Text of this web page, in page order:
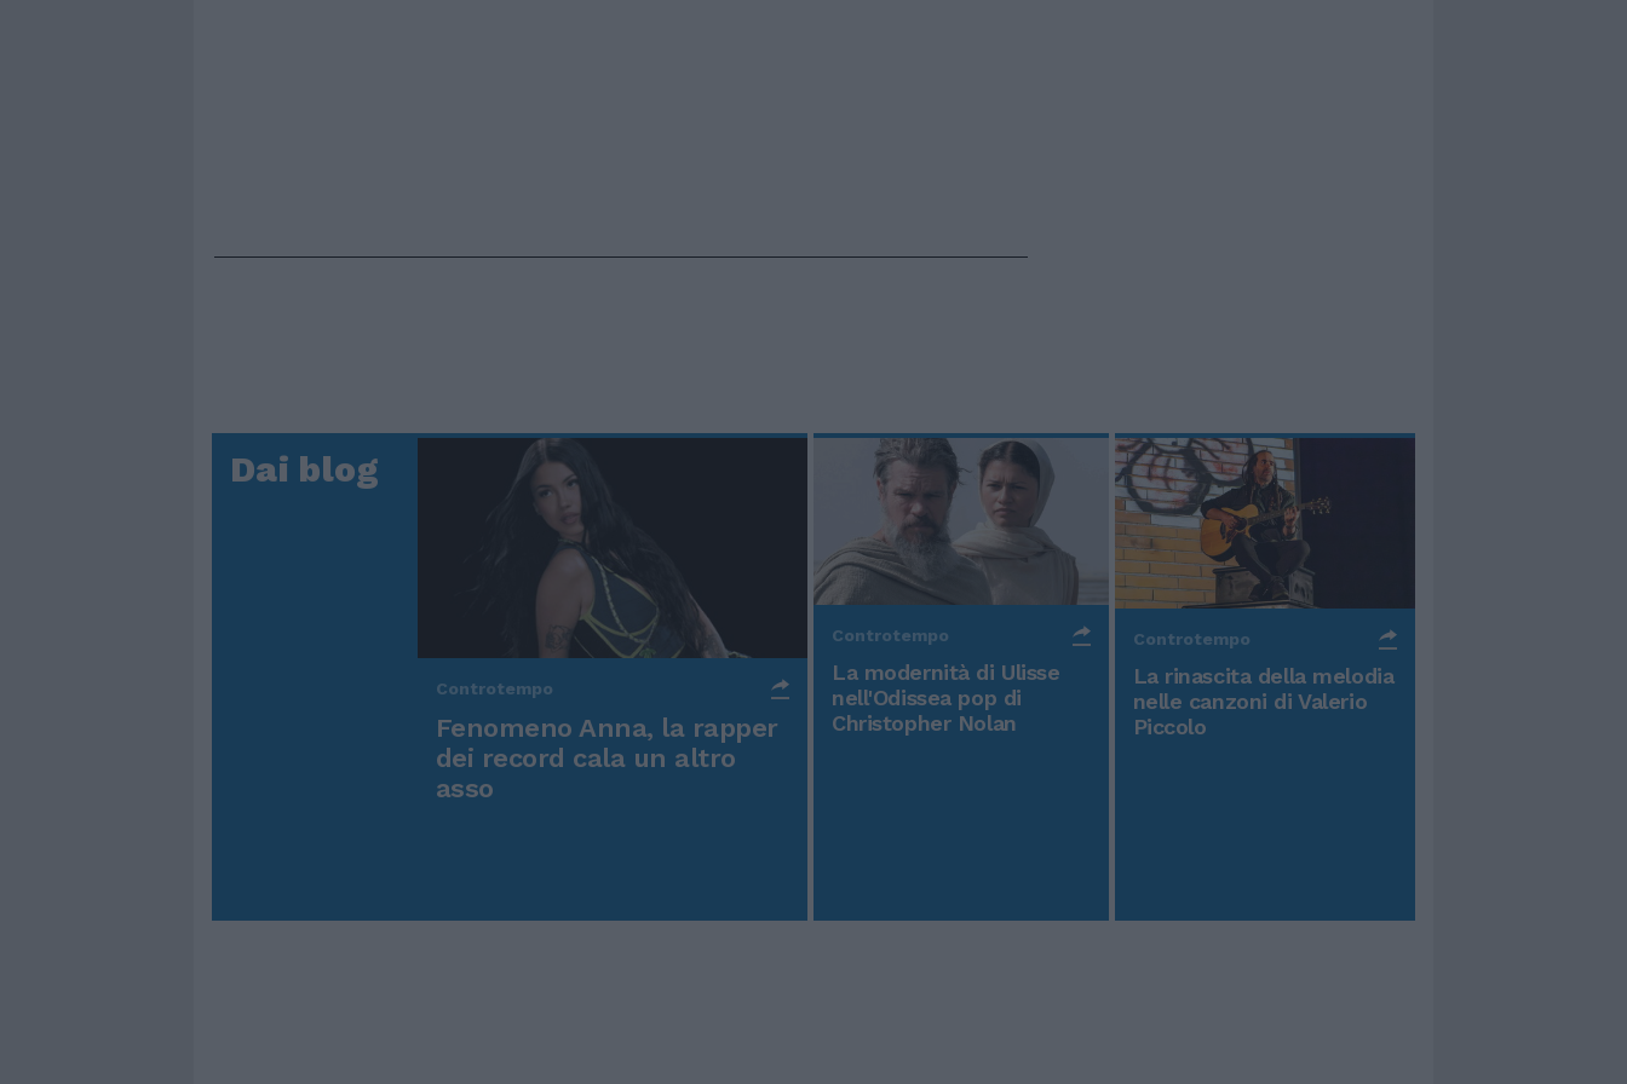
Dai blog
Controtempo
Fenomeno Anna, la rapper
dei record cala un altro
asso
Controtempo
La modernità di Ulisse
nell'Odissea pop di
Christopher Nolan
Controtempo
La rinascita della melodia
nelle canzoni di Valerio
Piccolo